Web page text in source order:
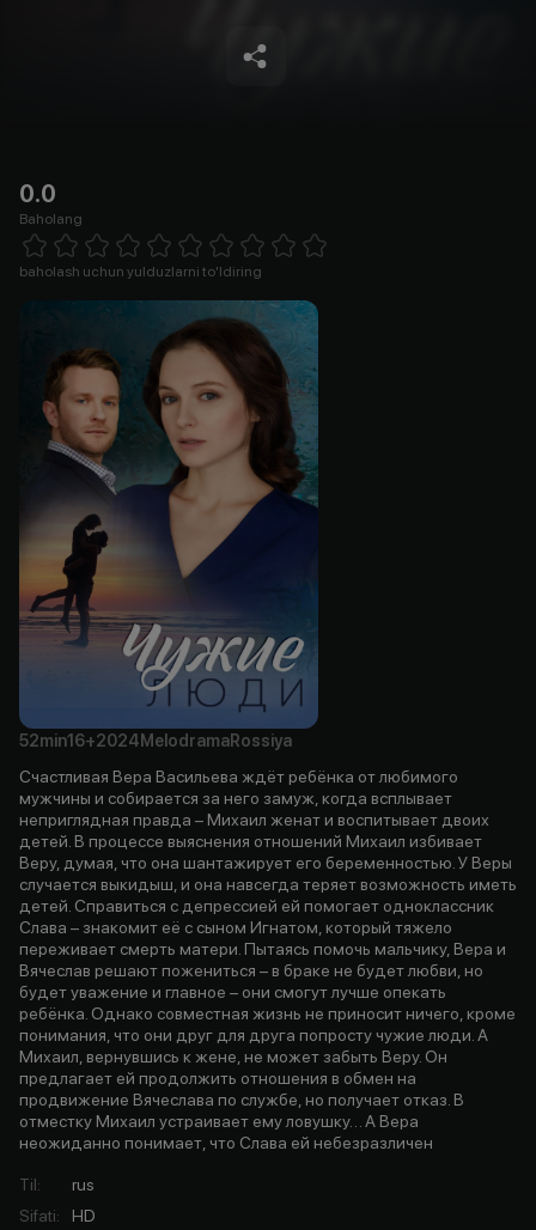
0.0
Baholang
1 Star 2 Stars 3 Stars 4 Stars5 Stars 6 Stars7 Stars8 Stars
baholash uchun yulduzlarni to'ldiring
52min16+2024 MelodramaRossiya
Счастливая Вера Васильева ждёт ребёнка от любимого
мужчины и собирается за него замуж, когда всплывает
неприглядная правда – Михаил женат и воспитывает двоих
детей. В процессе выяснения отношений Михаил избивает
Веру, думая, что она шантажирует его беременностью. У Веры
случается выкидыш, и она навсегда теряет возможность иметь
детей. Справиться с депрессией ей помогает одноклассник
Слава – знакомит её с сыном Игнатом, который тяжело
переживает смерть матери. Пытаясь помочь мальчику, Вера и
Вячеслав решают пожениться – в браке не будет любви, но
будет уважение и главное – они смогут лучше опекать
ребёнка. Однако совместная жизнь не приносит ничего, кроме
понимания, что они друг для друга попросту чужие люди. А
Михаил, вернувшись к жене, не может забыть Веру. Он
предлагает ей продолжить отношения в обмен на
продвижение Вячеслава по службе, но получает отказ. В
отместку Михаил устраивает ему ловушку… А Вера
неожиданно понимает, что Слава ей небезразличен
Til:
rus
Sifati: HD